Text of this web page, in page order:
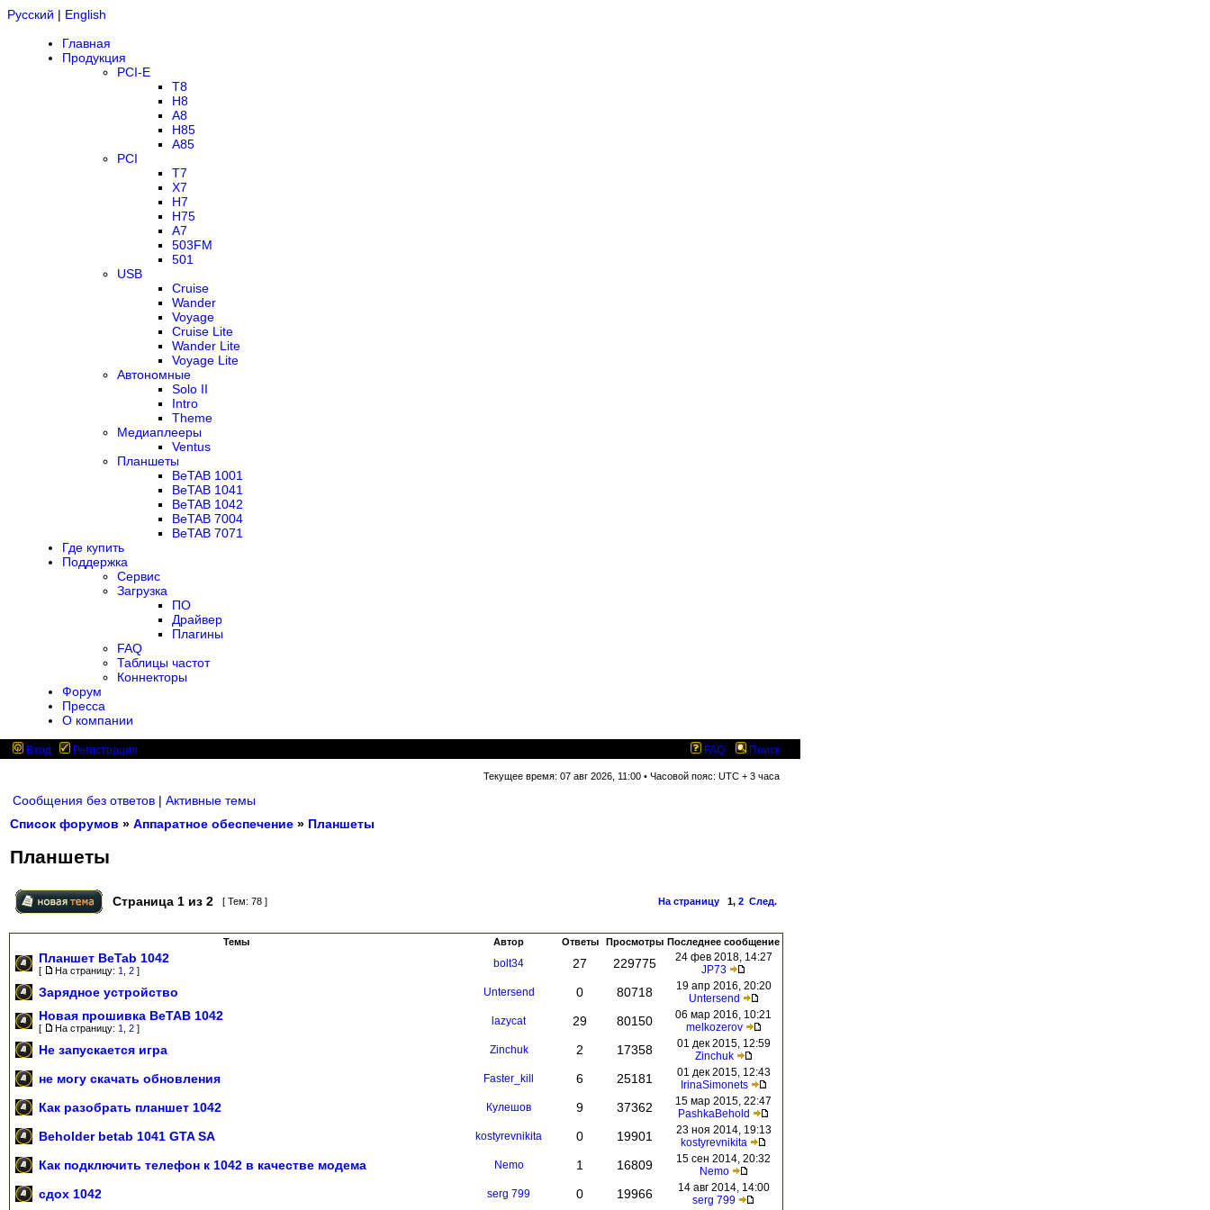
Русский | English
Главная
Продукция
PCI-E
T8
H8
A8
H85
A85
PCI
T7
X7
H7
H75
A7
503FM
501
USB
Cruise
Wander
Voyage
Cruise Lite
Wander Lite
Voyage Lite
Автономные
Solo II
Intro
Theme
Медиаплееры
Ventus
Планшеты
BeTAB 1001
BeTAB 1041
BeTAB 1042
BeTAB 7004
BeTAB 7071
Где купить
Поддержка
Сервис
Загрузка
ПО
Драйвер
Плагины
FAQ
Таблицы частот
Коннекторы
Форум
Пресса
О компании
Вход Регистрация FAQ Поиск
Текущее время: 07 авг 2026, 11:00 • Часовой пояс: UTC + 3 часа
Сообщения без ответов | Активные темы
Список форумов » Аппаратное обеспечение » Планшеты
Планшеты
Страница 1 из 2 [ Тем: 78 ] На страницу 1, 2 След.
Темы Автор Ответы Просмотры Последнее сообщение
Планшет BeTab 1042
[ На страницу: 1 2 ]
bolt34 27 229775
24 фев 2018, 14:27
JP73
Зарядное устройство Untersend 0 80718
19 апр 2016, 20:20
Untersend
Новая прошивка BeTAB 1042
[ На страницу: 1 2 ]
lazycat 29 80150
06 мар 2016, 10:21
melkozerov
Не запускается игра Zinchuk 2 17358
01 дек 2015, 12:59
Zinchuk
не могу скачать обновления Faster_kill 6 25181
01 дек 2015, 12:43
IrinaSimonets
Как разобрать планшет 1042 Кулешов 9 37362
15 мар 2015, 22:47
PashkaBehold
Beholder betab 1041 GTA SA kostyrevnikita 0 19901
23 ноя 2014, 19:13
kostyrevnikita
Как подключить телефон к 1042 в качестве модема Nemo 1 16809
15 сен 2014, 20:32
Nemo
сдох 1042 serg 799 0 19966
14 авг 2014, 14:00
serg 799